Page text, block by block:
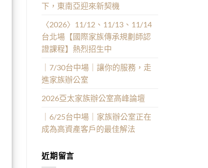
下，東南亞迎來新契機
〈2026〉11/12、11/13、11/14
台北場【國際家族傳承規劃師認
證課程】熱烈招生中
｜7/30台中場｜讓你的服務，走
進家族辦公室
2026亞太家族辦公室高峰論壇
｜6/25台中場｜家族辦公室正在
成為高資產客戶的最佳解法
近期留言